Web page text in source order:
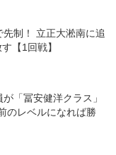
制！ 立正大淞南に追
【1回戦】
「冨安健洋クラス」
のレベルになれば勝